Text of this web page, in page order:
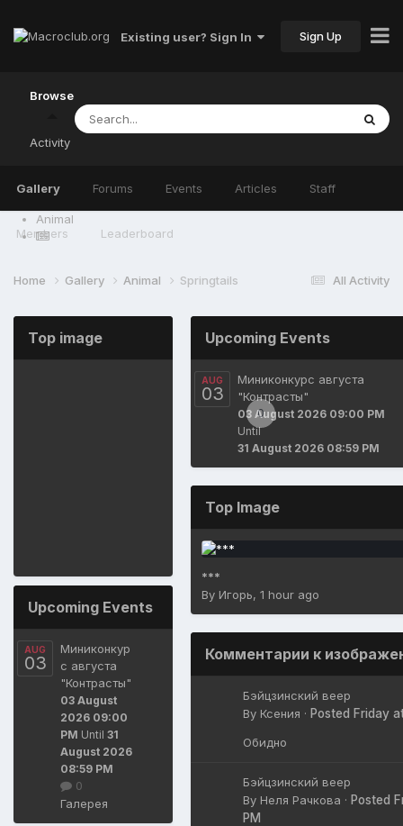
Existing user? Sign In Sign Up
Browse
Gallery Forums Events Articles Staff
Members Leaderboard
Activity
Animal
All Activity
Home Gallery Animal Springtails
Top image
Upcoming Events
AUG
03
Миниконкур
с августа
"Контрасты"
03 August
2026 09:00
PM Until 31
August 2026
08:59 PM
0
Галерея
Upcoming Events
AUG
03
0
Миниконкурс августа
"Контрасты"
03 August 2026 09:00 PM
Until
31 August 2026 08:59 PM
Top Image
***
By Игорь, 1 hour ago
Комментарии к
Бэйцзинский веер
By Ксения · Posted Friday
Обидно
Бэйцзинский веер
By Неля Рачкова · Posted
PM